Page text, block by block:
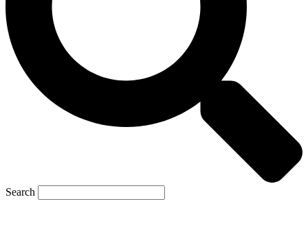
Search